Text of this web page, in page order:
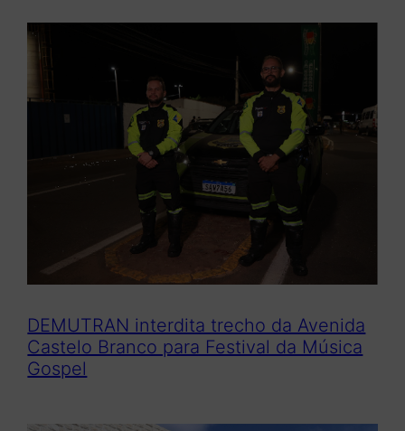
DEMUTRAN interdita trecho da Avenida
Castelo Branco para Festival da Música
Gospel